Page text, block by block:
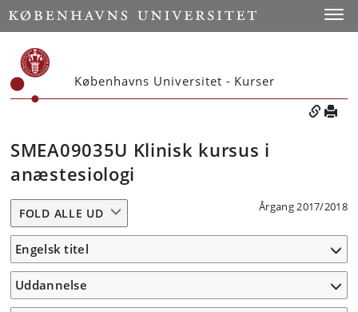
Københavns Universitet - Kurser
SMEA09035U Klinisk kursus i
anæstesiologi
Årgang 2017/2018
FOLD ALLE UD
Engelsk titel
Uddannelse